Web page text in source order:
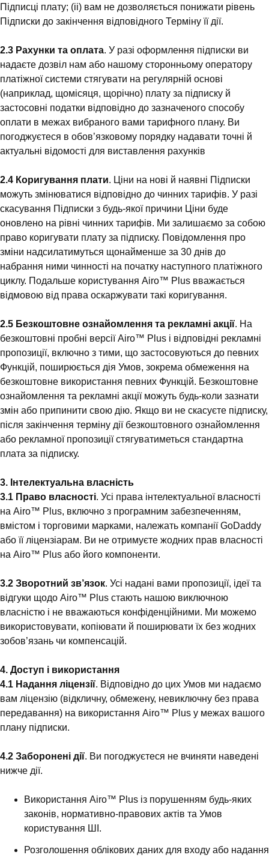
Підписці плату; (ii) вам не дозволяється понижати рівень
Підписки до закінчення відповідного Терміну її дії.
2.3 Рахунки та оплата. У разі оформлення підписки ви
надаєте дозвіл нам або нашому сторонньому оператору
платіжної системи стягувати на регулярній основі
(наприклад, щомісяця, щорічно) плату за підписку й
застосовні податки відповідно до зазначеного способу
оплати в межах вибраного вами тарифного плану. Ви
погоджуєтеся в обов’язковому порядку надавати точні й
актуальні відомості для виставлення рахунків
2.4 Коригування плати. Ціни на нові й наявні Підписки
можуть змінюватися відповідно до чинних тарифів. У разі
скасування Підписки з будь-якої причини Ціни буде
оновлено на рівні чинних тарифів. Ми залишаємо за собою
право коригувати плату за підписку. Повідомлення про
зміни надсилатимуться щонайменше за 30 днів до
набрання ними чинності на початку наступного платіжного
циклу. Подальше користування Airo™ Plus вважається
відмовою від права оскаржувати такі коригування.
2.5 Безкоштовне ознайомлення та рекламні акції. На
безкоштовні пробні версії Airo™ Plus і відповідні рекламні
пропозиції, включно з тими, що застосовуються до певних
Функцій, поширюється дія Умов, зокрема обмеження на
безкоштовне використання певних Функцій. Безкоштовне
ознайомлення та рекламні акції можуть будь-коли зазнати
змін або припинити свою дію. Якщо ви не скасуєте підписку,
після закінчення терміну дії безкоштовного ознайомлення
або рекламної пропозиції стягуватиметься стандартна
плата за підписку.
3. Інтелектуальна власність
3.1 Право власності. Усі права інтелектуальної власності
на Airo™ Plus, включно з програмним забезпеченням,
вмістом і торговими марками, належать компанії GoDaddy
або її ліцензіарам. Ви не отримуєте жодних прав власності
на Airo™ Plus або його компоненти.
3.2 Зворотний зв’язок. Усі надані вами пропозиції, ідеї та
відгуки щодо Airo™ Plus стають нашою виключною
власністю і не вважаються конфіденційними. Ми можемо
використовувати, копіювати й поширювати їх без жодних
зобов’язань чи компенсацій.
4. Доступ і використання
4.1 Надання ліцензії. Відповідно до цих Умов ми надаємо
вам ліцензію (відкличну, обмежену, невиключну без права
передавання) на використання Airo™ Plus у межах вашого
плану підписки.
4.2 Заборонені дії. Ви погоджуєтеся не вчиняти наведені
нижче дії.
Використання Airo™ Plus із порушенням будь-яких
законів, нормативно-правових актів та Умов
користування ШІ.
Розголошення облікових даних для входу або надання